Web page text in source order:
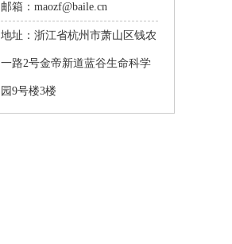
邮箱：maozf@baile.cn
地址：浙江省杭州市萧山区钱农
一路2号金帝新道蓝谷生命科学
园9号楼3楼